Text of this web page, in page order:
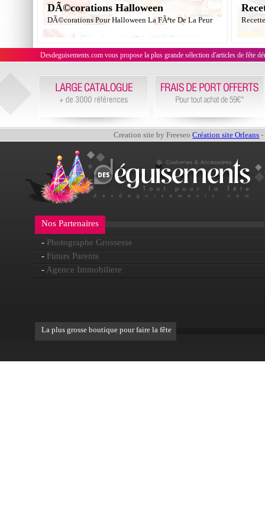
DÃ©corations Halloween
DÃ©corations Pour Halloween La FÃªte De La Peur
Desdeguisements.com vous propose la plus grande sélection d'articles de fête
Creation site by FreeseoCréation site Orleans -
Nos Partenaires
- Photographe Grossesse
- Futurs Parents
- Agence Immobiliere
La plus grosse boutique pour faire la fête